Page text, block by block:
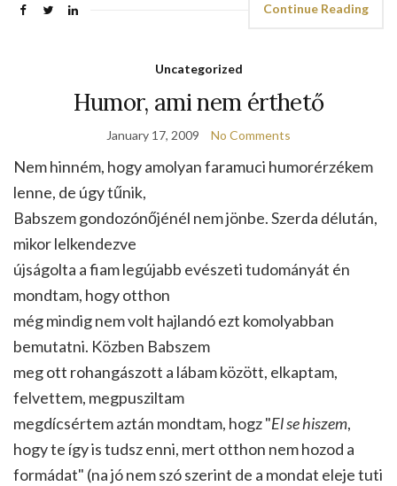
Continue Reading
Uncategorized
Humor, ami nem érthető
January 17, 2009 No Comments
Nem hinném, hogy amolyan faramuci humorérzékem
lenne, de úgy tűnik,
Babszem gondozónőjénél nem jönbe. Szerda délután,
mikor lelkendezve
újságolta a fiam legújabb evészeti tudományát én
mondtam, hogy otthon
még mindig nem volt hajlandó ezt komolyabban
bemutatni. Közben Babszem
meg ott rohangászott a lábam között, elkaptam,
felvettem, megpusziltam
megdícsértem aztán mondtam, hogz "El se hiszem,
hogy te így is tudsz enni, mert otthon nem hozod a
formádat" (na jó nem szó szerint de a mondat eleje tuti